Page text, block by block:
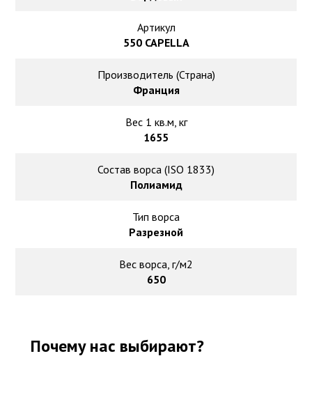
Ковролин оптом
Ковролин под теплый пол
Артикул
550 CAPELLA
Производитель (Страна)
Франция
Вес 1 кв.м, кг
1655
Состав ворса (ISO 1833)
Полиамид
Тип ворса
Разрезной
Вес ворса, г/м2
650
Почему нас выбирают?